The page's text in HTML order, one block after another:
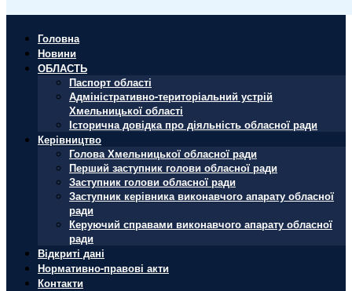
Головна
Новини
ОБЛАСТЬ
Паспорт області
Адміністративно-територіальний устрій
Хмельницької області
Історична довідка про діяльність обласної ради
Керівництво
Голова Хмельницької обласної ради
Перший заступник голови обласної ради
Заступник голови обласної ради
Заступник керівника виконавчого апарату обласної
ради
Керуючий справами виконавчого апарату обласної
ради
Відкриті дані
Нормативно-правові акти
Контакти